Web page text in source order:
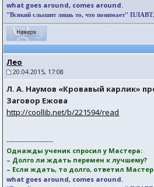
what goes around, comes around.
"Всякий слышит лишь то, что понимает"
Лео
20.04.2015, 17:08
Л. А. Наумов «Кровавый карлик»
Заговор Ежова
http://coollib.net/b/221594/read
--------------------
Однажды ученик спросил у Мастера:
– Долго ли ждать перемен к лучшему?
– Если ждать, то долго, ответил
what goes around, comes around.